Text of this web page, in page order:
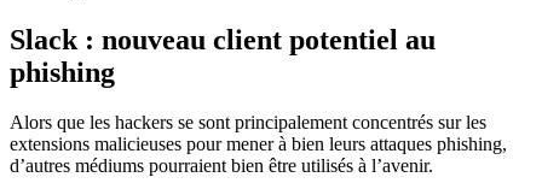
Slack : nouveau client potentiel au
phishing
Alors que les hackers se sont principalement concentrés sur les
extensions malicieuses pour mener à bien leurs attaques phishing,
d’autres médiums pourraient bien être utilisés à l’avenir.